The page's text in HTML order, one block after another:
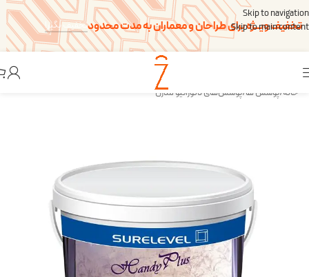
Skip to navigation
Skip to main content
تخفیف ویــژه برای طراحان و معماران به مدت محدودتخفیف بگیر!
خانه/پوشش ها/پوشش‌های دکوراتیو مدرن